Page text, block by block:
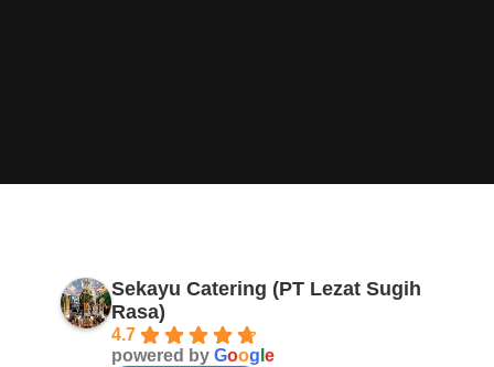
Sekayu Catering (PT Lezat Sugih
Rasa)
4.7
powered by Goog e